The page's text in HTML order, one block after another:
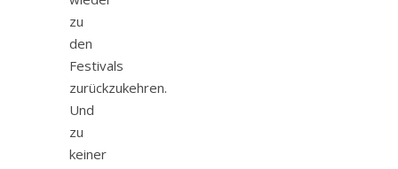
zu
den
Festivals
zurückzukehren.
Und
zu
keiner